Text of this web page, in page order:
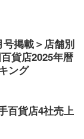
号掲載＞店舗別
貨店2025年暦
ング
百貨店4社売上